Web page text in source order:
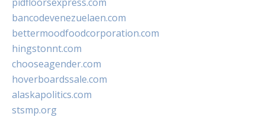
bancodevenezuelaen.com
bettermoodfoodcorporation.com
hingstonnt.com
chooseagender.com
hoverboardssale.com
alaskapolitics.com
stsmp.org